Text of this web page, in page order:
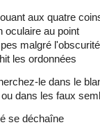
aux quatre
oculaire au point
malgré l'obscurité
les ordonnées
le dans le
dans les faux
se déchaîne